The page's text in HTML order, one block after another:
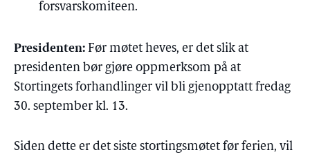
forsvarskomiteen.
Presidenten: Før møtet heves, er det slik at
presidenten bør gjøre oppmerksom på at
Stortingets forhandlinger vil bli gjenopptatt fredag
30. september kl. 13.
Siden dette er det siste stortingsmøtet før ferien, vil